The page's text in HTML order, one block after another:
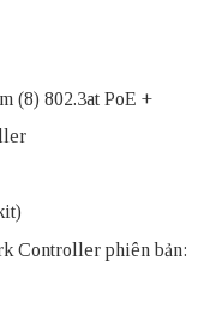
(8) 802.3at PoE +
Controller phiên bản: